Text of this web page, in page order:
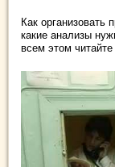
Как организовать
какие анализы
всем этом